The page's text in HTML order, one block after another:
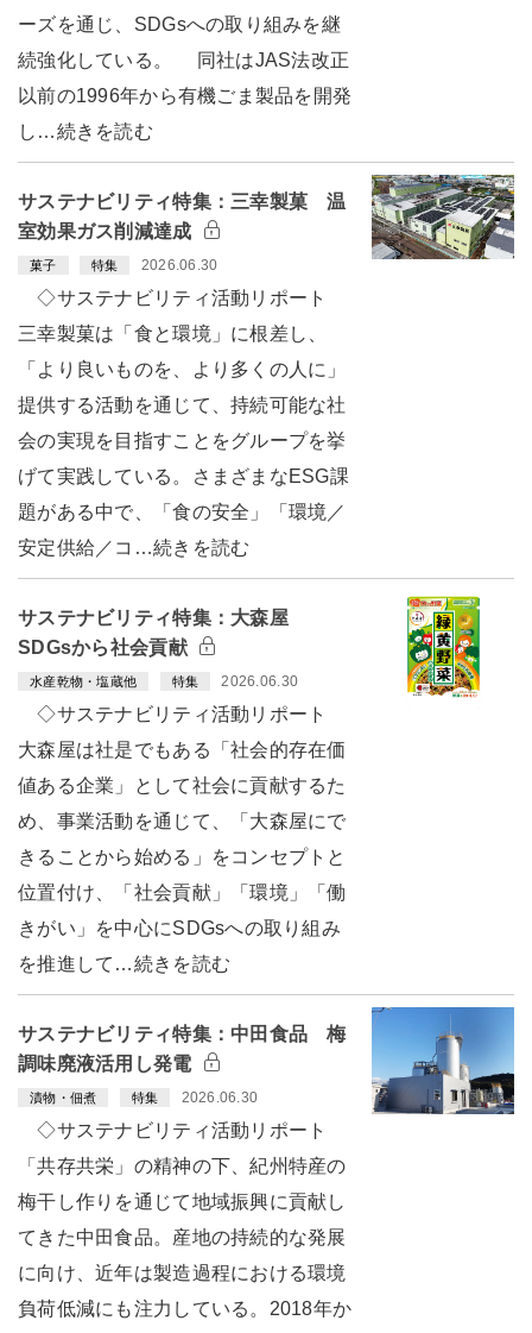
ーズを通じ、SDGsへの取り組みを継
続強化している。 同社はJAS法改正
以前の1996年から有機ごま製品を開発
し…続きを読む
サステナビリティ特集：三幸製菓 温
室効果ガス削減達成
菓子 特集 2026.06.30
◇サステナビリティ活動リポート
三幸製菓は「食と環境」に根差し、
「より良いものを、より多くの人に」
提供する活動を通じて、持続可能な社
会の実現を目指すことをグループを挙
げて実践している。さまざまなESG課
題がある中で、「食の安全」「環境／
安定供給／コ…続きを読む
サステナビリティ特集：大森屋
SDGsから社会貢献
水産乾物・塩蔵他 特集 2026.06.30
◇サステナビリティ活動リポート
大森屋は社是でもある「社会的存在価
値ある企業」として社会に貢献するた
め、事業活動を通じて、「大森屋にで
きることから始める」をコンセプトと
位置付け、「社会貢献」「環境」「働
きがい」を中心にSDGsへの取り組み
を推進して…続きを読む
サステナビリティ特集：中田食品 梅
調味廃液活用し発電
漬物・佃煮 特集 2026.06.30
◇サステナビリティ活動リポート
「共存共栄」の精神の下、紀州特産の
梅干し作りを通じて地域振興に貢献し
てきた中田食品。産地の持続的な発展
に向け、近年は製造過程における環境
負荷低減にも注力している。2018年か